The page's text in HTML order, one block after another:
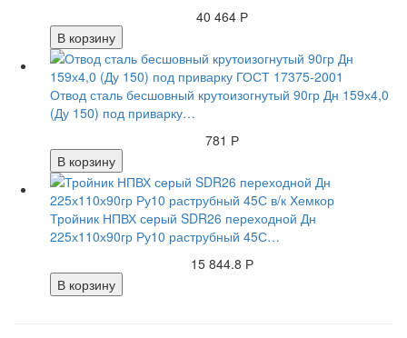
40 464 Р
В корзину
Отвод сталь бесшовный крутоизогнутый 90гр Дн 159х4,0
(Ду 150) под приварку…
781 Р
В корзину
Тройник НПВХ серый SDR26 переходной Дн
225х110х90гр Ру10 раструбный 45С…
15 844.8 Р
В корзину